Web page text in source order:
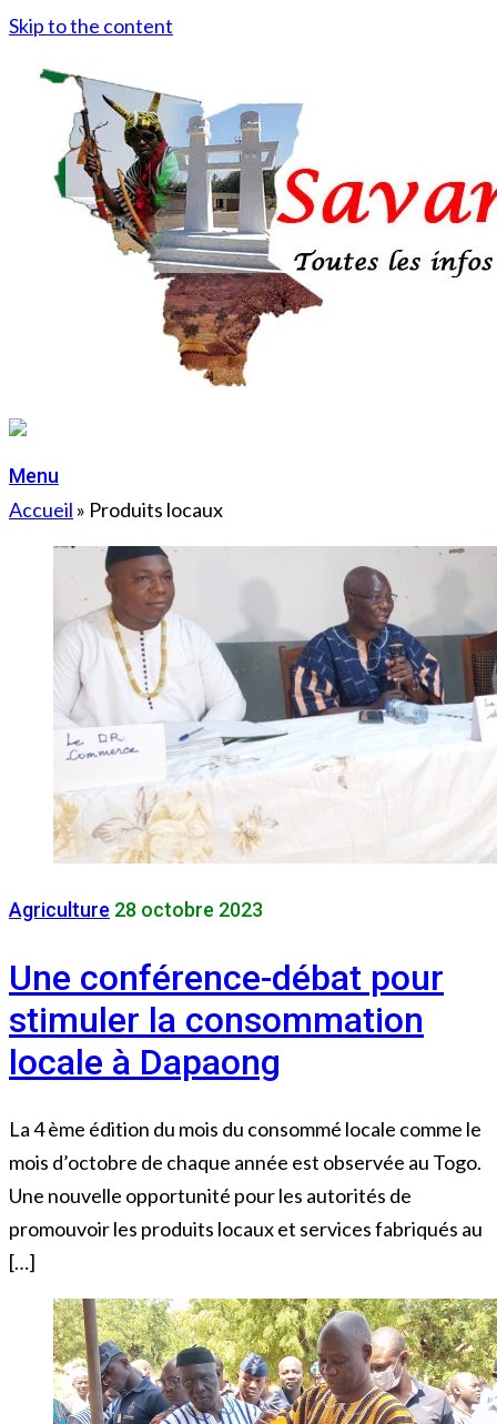
Skip to the content
Menu
Accueil » Produits locaux
Agriculture 28 octobre 2023
Une conférence-débat pour
stimuler la consommation
locale à Dapaong
La 4 ème édition du mois du consommé locale comme le
mois d’octobre de chaque année est observée au Togo.
Une nouvelle opportunité pour les autorités de
promouvoir les produits locaux et services fabriqués au
[…]